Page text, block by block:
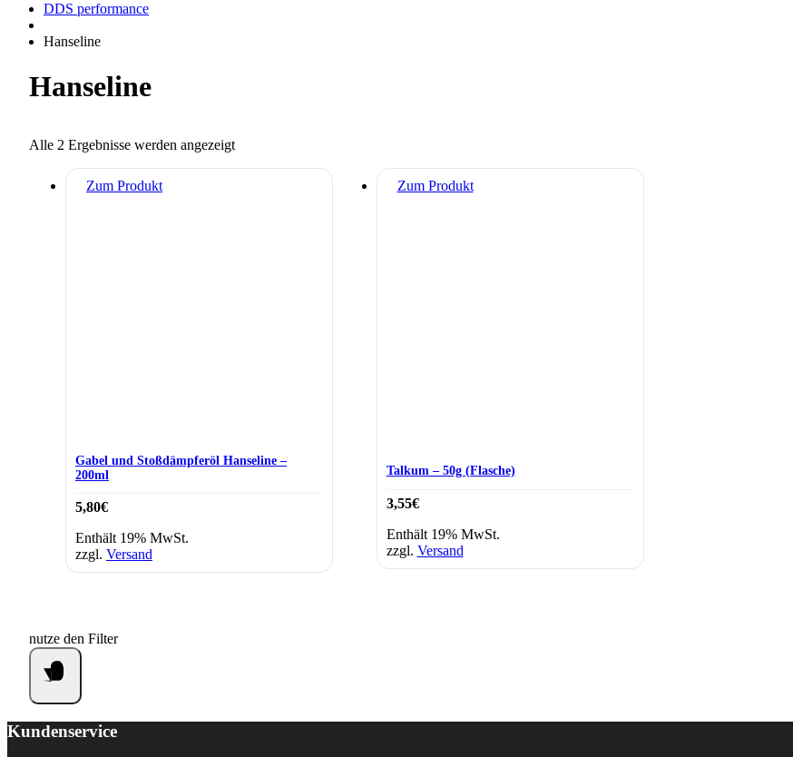
DDS performance
Hanseline
Hanseline
Alle 2 Ergebnisse werden angezeigt
Zum Produkt
Gabel und Stoßdämpferöl Hanseline –
200ml
5,80€
Enthält 19% MwSt.
zzgl. Versand
Zum Produkt
Talkum – 50g (Flasche)
3,55€
Enthält 19% MwSt.
zzgl. Versand
nutze den Filter
Kundenservice